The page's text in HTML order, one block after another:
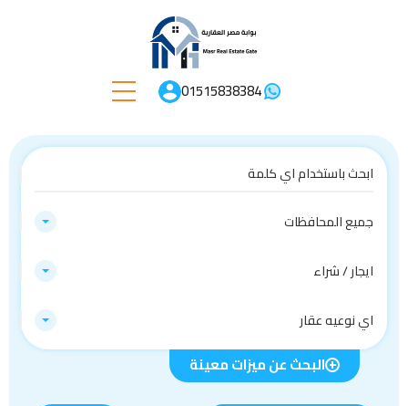
01515838384
جميع المحافظات
ايجار / شراء
اي نوعيه عقار
البحث عن ميزات معينة